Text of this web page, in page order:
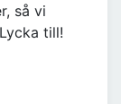
så vi
till!